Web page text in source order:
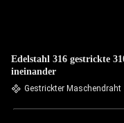
Edelstahl 316 gestrickte
ineinander
Gestrickter Maschendraht